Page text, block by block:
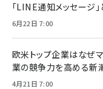
「LINE通知メッセージ」
6月22日 7:00
欧米トップ企業はなぜ
業の競争力を高める新
4月21日 7:00